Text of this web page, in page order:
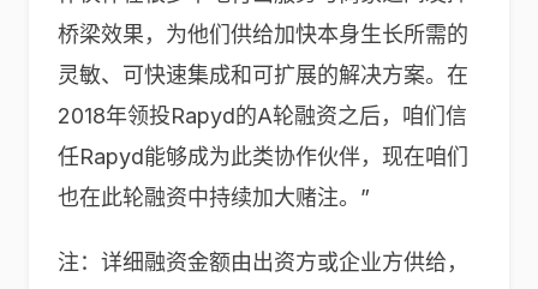
桥梁效果，为他们供给加快本身生长所需的
灵敏、可快速集成和可扩展的解决方案。在
2018年领投Rapyd的A轮融资之后，咱们信
任Rapyd能够成为此类协作伙伴，现在咱们
也在此轮融资中持续加大赌注。”
注：详细融资金额由出资方或企业方供给，